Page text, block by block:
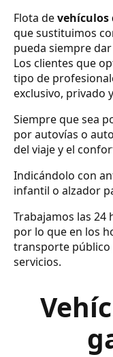
Flota devehículos
que sustituimos
pueda siempre
Los clientes que
tipo de
exclusivo, privado
Siempre que sea
por autovías o
del viaje y el
Indicándolo con
infantil o alzador
Trabajamos las 24
por lo que en los
transporte público
servicios.